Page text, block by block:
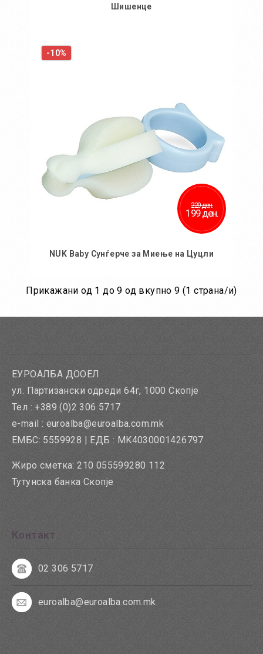
Шишенце
-10%
220 ден.
199 ден.
NUK Baby Сунѓерче за Миење на Цуцли
Во кошничка
Прикажани од 1 до 9 од вкупно 9 (1 страна/и)
ЕУРОАЛБА ДООЕЛ
ул. Партизански одреди 64г, 1000 Скопје
Тел : +389 (0)2 306 5717
e-mail : euroalba@euroalba.com.mk
ЕМБС: 5559928 | ЕДБ : MK4030001426797
Жиро сметка: 210 055599280 112
Тутунска банка Скопје
Контакт
02 306 5717
euroalba@euroalba.com.mk